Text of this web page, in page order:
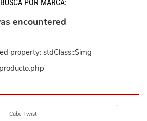
BUSCÁ POR MARCA:
encountered
property: stdClass::$img
Cube Twist